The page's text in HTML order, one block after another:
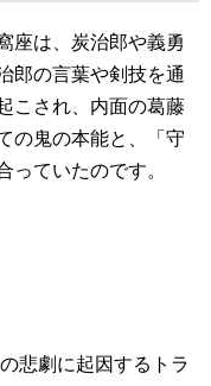
座は、炭治郎や義勇
郎の言葉や剣技を通
こされ、内面の葛藤
の鬼の本能と、「守
っていたのです。
悲劇に起因するトラ